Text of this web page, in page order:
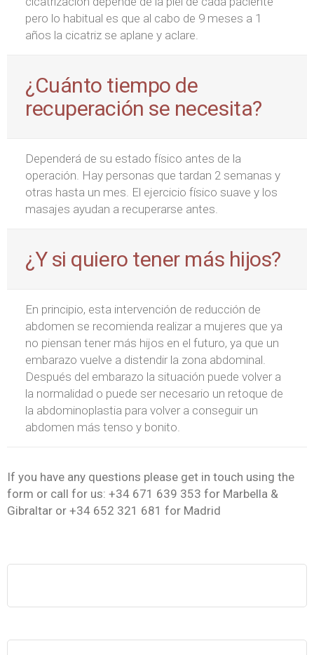
pero lo habitual es que al cabo de 9 meses a 1
años la cicatriz se aplane y aclare.
¿Cuánto tiempo de
recuperación se necesita?
Dependerá de su estado físico antes de la
operación. Hay personas que tardan 2 semanas y
otras hasta un mes. El ejercicio físico suave y los
masajes ayudan a recuperarse antes.
¿Y si quiero tener más hijos?
En principio, esta intervención de reducción de
abdomen se recomienda realizar a mujeres que ya
no piensan tener más hijos en el futuro, ya que un
embarazo vuelve a distendir la zona abdominal.
Después del embarazo la situación puede volver a
la normalidad o puede ser necesario un retoque de
la abdominoplastia para volver a conseguir un
abdomen más tenso y bonito.
If you have any questions please get in touch using the
form or call for us: +34 671 639 353 for Marbella &
Gibraltar or +34 652 321 681 for Madrid